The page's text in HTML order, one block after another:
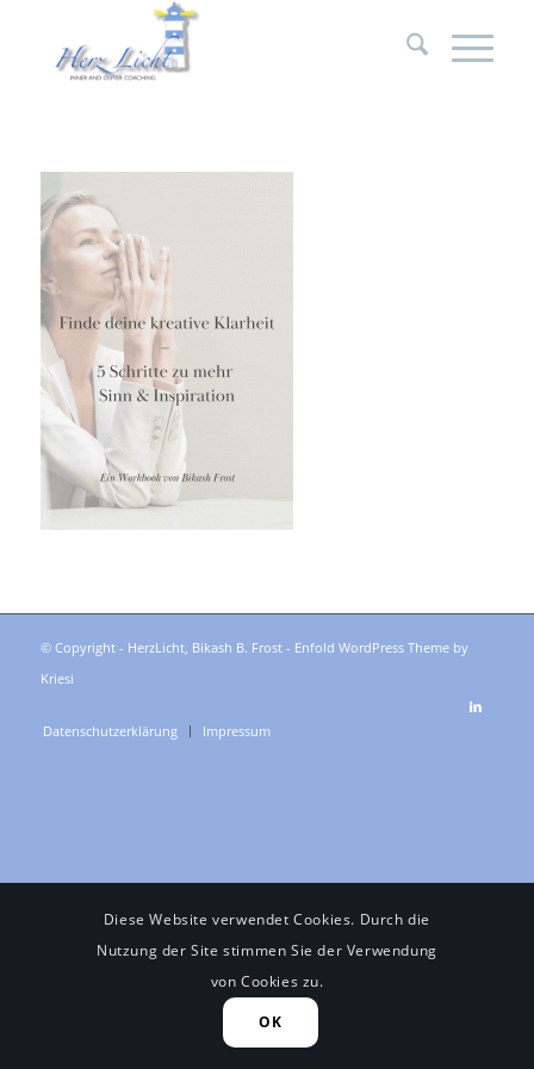
© Copyright - HerzLicht, Bikash B. Frost - Enfold WordPress Theme by
Kriesi
Datenschutzerklärung Impressum
Diese Website verwendet Cookies. Durch die
Nutzung der Site stimmen Sie der Verwendung
von Cookies zu.
OK